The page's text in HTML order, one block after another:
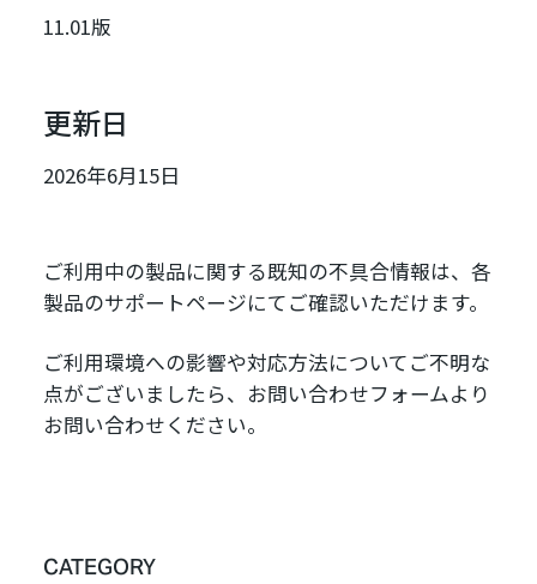
11.01版
更新日
2026年6月15日
ご利用中の製品に関する既知の不具合情報は、各
製品のサポートページにてご確認いただけます。
ご利用環境への影響や対応方法についてご不明な
点がございましたら、お問い合わせフォームより
お問い合わせください。
CATEGORY